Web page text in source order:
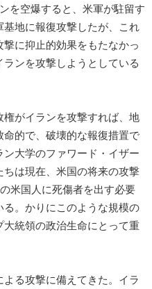
を空爆すると、米軍が駐留す
地に報復攻撃したが、これ
に抑止的効果をもたなかっ
ンを攻撃しようとしている
がイランを攻撃すれば、地
的で、破壊的な報復措置で
大学のファワード・イザー
は現在、米国の将来の攻撃
米国人に死傷者を出す必要
。かりにこのような規模の
統領の政治生命にとって重
る攻撃に備えてきた。イラ